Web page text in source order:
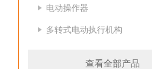
电动操作器
多转式电动执行机构
查看全部产品